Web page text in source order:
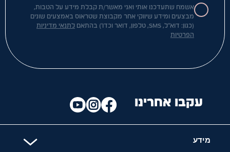
אשמח שתעדכנו אותי ואני מאשר/ת קבלת מידע על הטבות,
מבצעים ומידע שיווקי אחר מקבוצת שטראוס באמצעים שונים
(כגון: דוא"ל, SMS, טלפון, דואר וכדו') בהתאם
לתנאי מדיניות
הפרטיות
מידע
עקבו אחרינו